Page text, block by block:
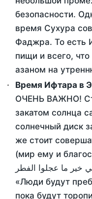
безопасности.
время Сухура
Фаджра. То есть
пищи и всего,
азаном на
Время Ифтара в
ОЧЕНЬ ВАЖНО!
закатом солнца
солнечный диск
же стоит
(мир ему и
خير ما عجلوا الفطر
«Люди будут
пока будут